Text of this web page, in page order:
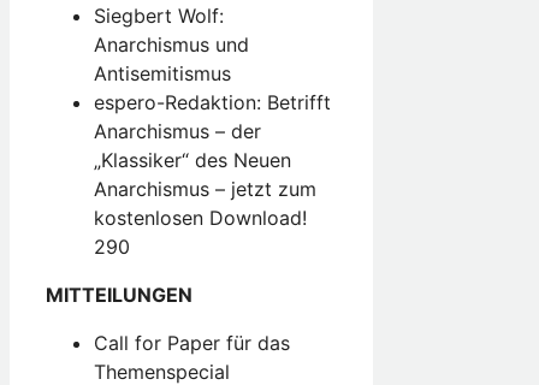
Siegbert Wolf:
Anarchismus und
Antisemitismus
espero-Redaktion: Betrifft
Anarchismus – der
„Klassiker“ des Neuen
Anarchismus – jetzt zum
kostenlosen Download!
290
MITTEILUNGEN
Call for Paper für das
Themenspecial